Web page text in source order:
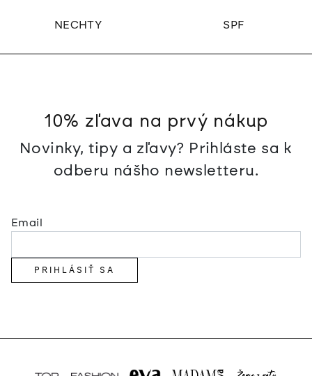
NECHTY SPF
10% zľava na prvý nákup
Novinky, tipy a zľavy? Prihláste sa k
odberu nášho newsletteru.
Email
PRIHLÁSIŤ SA